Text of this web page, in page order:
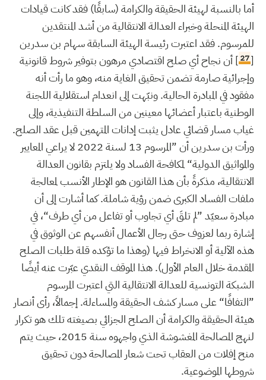
أما بالنسبة لهيئة الحقيقة والكرامة (سابقًا) فقد كانت قيادات
الهيئة المنحلة وخبراء العدالة الانتقالية من أشد المنتقدين
للمرسوم. فقد اعتبرت رئيسة الهيئة السابقة سهام بن سدرين
[
27] أن نجاح أي صلح اقتصادي مرهون بتوفير شروط قانونية
وإجرائية صارمة تضمن تحقيق الغاية منه، وهو ما رأت أنه
مفقود في المبادرة الحالية. ونبّهت إلى انعدام استقلالية اللجنة
الوطنية باعتبار أعضائها معينين من السلطة التنفيذية، وإلى
غياب مسار قضائي عادل يثبت إدانات المتهمين قبل عقد الصلح.
ورأت بن سدرين أن ”المرسوم 13 لسنة 2022 لا يراعي المعايير
والمواثيق الدولية“ لمكافحة الفساد ولا يلتزم بقانون العدالة
الانتقالية، مذكرةً بأن هذا القانون هو الإطار الأنسب لمعالجة
ملفات الفساد الكبرى ضمن رؤية شاملة. كما أشارت إلى أن
مبادرة سعيّد ”لم تلقَ أي تجاوب أو تفاعل من أي طرف“، في
إشارة ربما لعزوف حتى رجال الأعمال أنفسهم عن الوثوق في
هذه الآلية أو الانخراط فيها (وهذا ما تؤكده قلة طلبات الصلح
المقدمة خلال العام الأول). هذا الموقف النقدي عبّرت عنه أيضًا
الشبكة التونسية للعدالة الانتقالية التي اعتبرت المرسوم
”التفافًا“ على مسار كشف الحقيقة والمساءلة. إجمالاً، رأى أنصار
هيئة الحقيقة والكرامة أن الصلح الجزائي بصيغته تلك هو تكرار
لنهج المصالحة المغشوشة الذي واجهوه سنة 2015، حيث يتم
منح إفلات من العقاب تحت شعار المصالحة دون تحقيق
شروطها الموضوعية.